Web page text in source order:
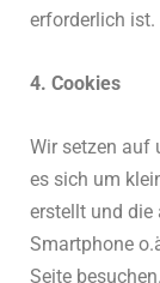
erforderlich ist.
4. Cookies
Wir setzen auf
es sich um
erstellt und die
Smartphone
Seite